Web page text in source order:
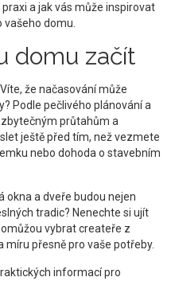
a jak vás může inspirovat
vašeho domu.
domu začít
že načasování může
Podle pečlivého plánování a
průtahům a
ještě před tím, než vezmete
nebo dohoda o stavebním
okna a dveře budou nejen
tradic? Nenechte si ujít
vybrat createře z
přesně pro vaše potřeby.
informací pro